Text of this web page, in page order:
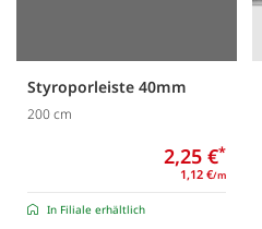
Styroporleiste 40mm
200 cm
2,25 €*
1,12 €/m
In Filiale erhältlich